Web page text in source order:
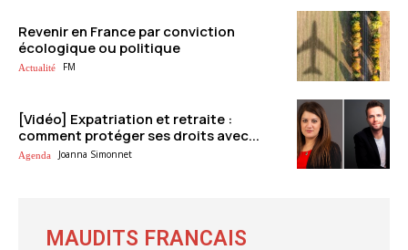
Revenir en France par conviction
écologique ou politique
Actualité FM
[Vidéo] Expatriation et retraite :
comment protéger ses droits avec...
Agenda Joanna Simonnet
MAUDITS FRANCAIS